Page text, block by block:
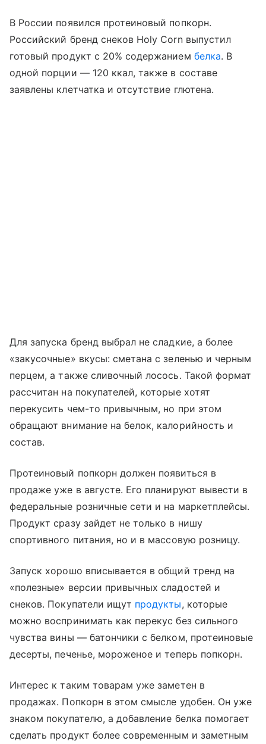
В России появился протеиновый попкорн.
Российский бренд снеков Holy Corn выпустил
готовый продукт с 20% содержанием белка. В
одной порции — 120 ккал, также в составе
заявлены клетчатка и отсутствие глютена.
Для запуска бренд выбрал не сладкие, а более
«закусочные» вкусы: сметана с зеленью и черным
перцем, а также сливочный лосось. Такой формат
рассчитан на покупателей, которые хотят
перекусить чем-то привычным, но при этом
обращают внимание на белок, калорийность и
состав.
Протеиновый попкорн должен появиться в
продаже уже в августе. Его планируют вывести в
федеральные розничные сети и на маркетплейсы.
Продукт сразу зайдет не только в нишу
спортивного питания, но и в массовую розницу.
Запуск хорошо вписывается в общий тренд на
«полезные» версии привычных сладостей и
снеков. Покупатели ищут продукты, которые
можно воспринимать как перекус без сильного
чувства вины — батончики с белком, протеиновые
десерты, печенье, мороженое и теперь попкорн.
Интерес к таким товарам уже заметен в
продажах. Попкорн в этом смысле удобен. Он уже
знаком покупателю, а добавление белка помогает
сделать продукт более современным и заметным